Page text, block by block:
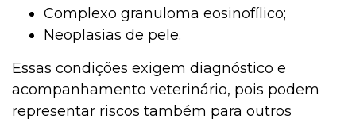
Complexo granuloma eosinofílico;
Neoplasias de pele.
Essas condições exigem diagnóstico e
acompanhamento veterinário, pois podem
representar riscos também para outros